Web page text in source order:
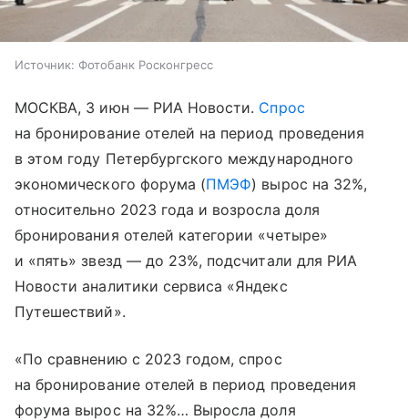
Источник: Фотобанк Росконгресс
МОСКВА, 3 июн — РИА Новости. Спрос
на бронирование отелей на период проведения
в этом году Петербургского международного
экономического форума (ПМЭФ) вырос на 32%,
относительно 2023 года и возросла доля
бронирования отелей категории «четыре»
и «пять» звезд — до 23%, подсчитали для РИА
Новости аналитики сервиса «Яндекс
Путешествий».
«По сравнению с 2023 годом, спрос
на бронирование отелей в период проведения
форума вырос на 32%… Выросла доля